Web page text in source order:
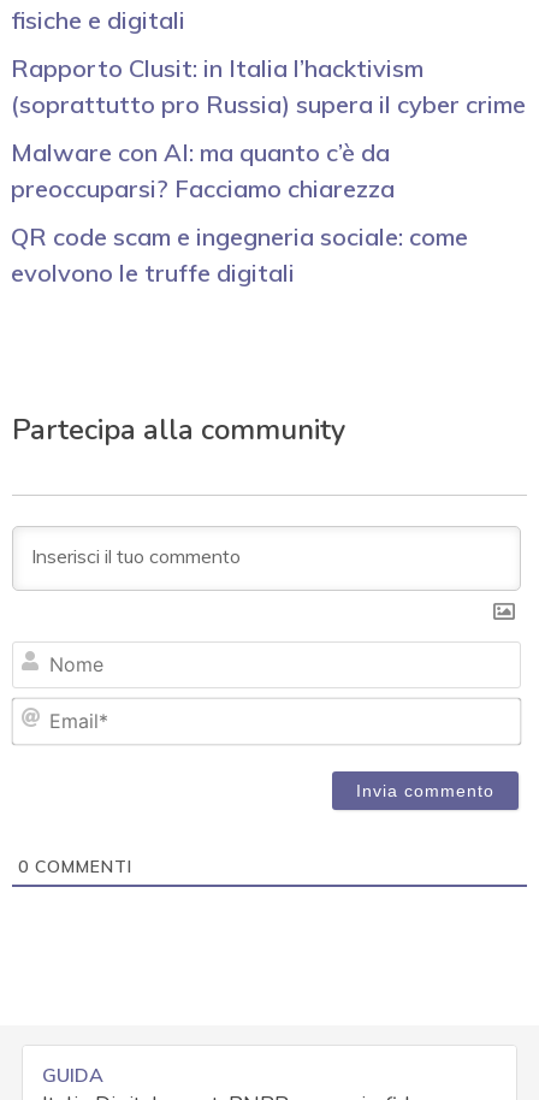
fisiche e digitali
Rapporto Clusit: in Italia l’hacktivism
(soprattutto pro Russia) supera il cyber crime
Malware con AI: ma quanto c’è da
preoccuparsi? Facciamo chiarezza
QR code scam e ingegneria sociale: come
evolvono le truffe digitali
Partecipa alla community
0 COMMENTI
GUIDA